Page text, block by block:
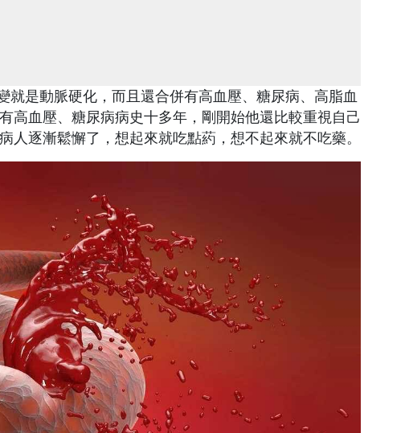
就是動脈硬化，而且還合併有高血壓、糖尿病、高脂血
高血壓、糖尿病病史十多年，剛開始他還比較重視自己
人逐漸鬆懈了，想起來就吃點葯，想不起來就不吃藥。